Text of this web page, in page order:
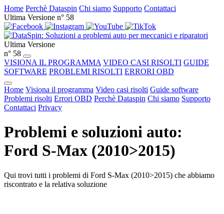
Home Perchè Dataspin Chi siamo Supporto Contattaci
Ultima Versione n° 58
Ultima Versione
n° 58
VISIONA IL PROGRAMMA VIDEO CASI RISOLTI GUIDE
SOFTWARE PROBLEMI RISOLTI ERRORI OBD
Home Visiona il programma Video casi risolti Guide software
Problemi risolti Errori OBD Perchè Dataspin Chi siamo Supporto
Contattaci Privacy
Problemi e soluzioni auto:
Ford S-Max (2010>2015)
Qui trovi tutti i problemi di Ford S-Max (2010>2015) che abbiamo
riscontrato e la relativa soluzione